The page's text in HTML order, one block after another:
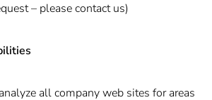
– please contact us)
all company web sites for areas